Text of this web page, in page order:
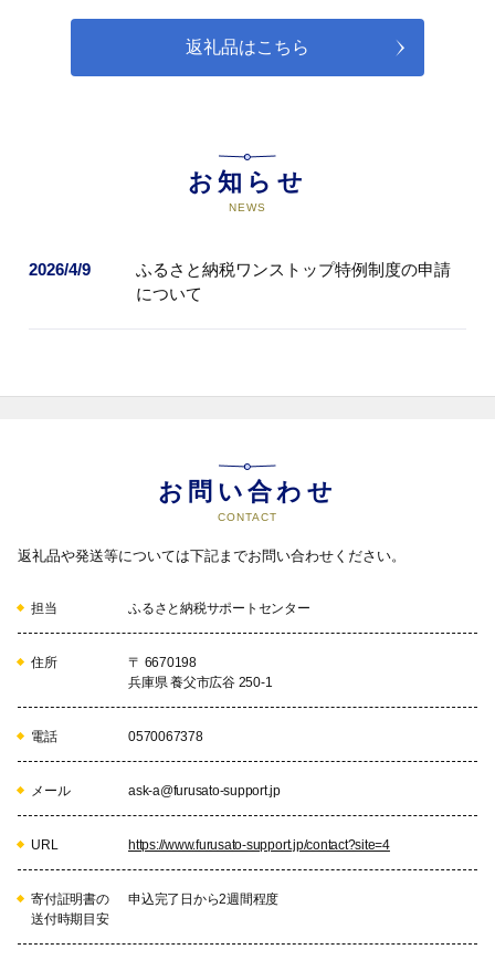
る事業
返礼品はこちら
お知らせ
NEWS
2026/4/9
ふるさと納税ワンストップ特例制度の申請
について
お問い合わせ
CONTACT
返礼品や発送等については下記までお問い合わせください。
担当 ふるさと納税サポートセンター
住所
〒 6670198
兵庫県 養父市広谷 250-1
電話 0570067378
メール ask-a@furusato-support.jp
URL https://www.furusato-support.jp/contact?site=4
寄付証明書の
送付時期目安
申込完了日から2週間程度